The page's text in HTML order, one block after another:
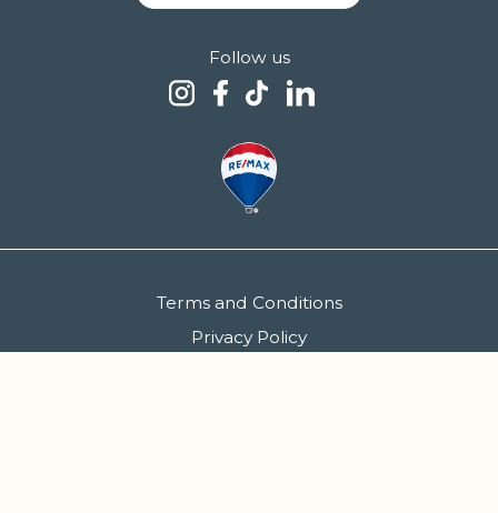
Follow us
Terms and Conditions
Privacy Policy